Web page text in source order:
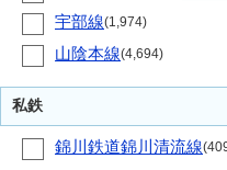
宇部線(1,974)
山陰本線(4,694)
私鉄
錦川鉄道錦川清流線